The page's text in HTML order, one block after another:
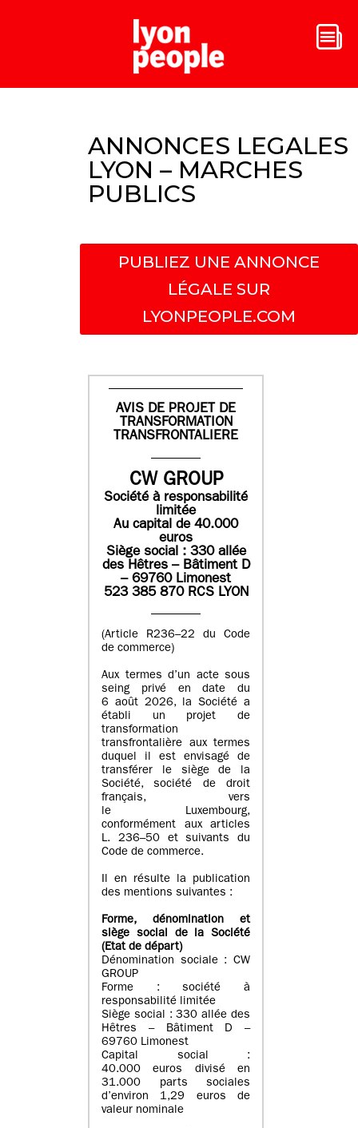
ANNONCES LEGALES
LYON – MARCHES
PUBLICS
PUBLIEZ UNE ANNONCE
LÉGALE SUR
LYONPEOPLE.COM
AVIS DE PROJET DE
TRANSFORMATION
TRANSFRONTALIERE
CW GROUP
Société à responsabilité
limitée
Au capital de 40.000
euros
Siège social : 330 allée
des Hêtres – Bâtiment D
– 69760 Limonest
523 385 870 RCS LYON
(Article R236–22 du Code
de commerce)
Aux termes d’un acte sous
seing privé en date du
6 août 2026, la Société a
établi un projet de
transformation
transfrontalière aux termes
duquel il est envisagé de
transférer le siège de la
Société, société de droit
français, vers
le Luxembourg,
conformément aux articles
L. 236–50 et suivants du
Code de commerce.
Il en résulte la publication
des mentions suivantes :
Forme, dénomination et
siège social de la Société
(Etatde départ)
Dénomination sociale : CW
GROUP
Forme : société à
responsabilité limitée
Siège social : 330 allée des
Hêtres – Bâtiment D –
69760 Limonest
Capital social :
40.000 euros divisé en
31.000 parts sociales
d’environ 1,29 euros de
valeur nominale